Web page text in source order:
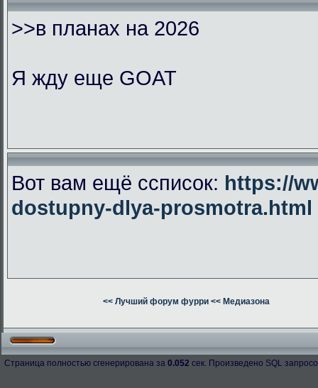
>>в планах на 2026
Я жду еще GOAT
Вот вам ещё ссписок: https://
dostupny-dlya-prosmotra.html
<< Лучший форум фурри << Медиазона
Страница полностью сгенерирована за 0.052 сек. Произведено SQL